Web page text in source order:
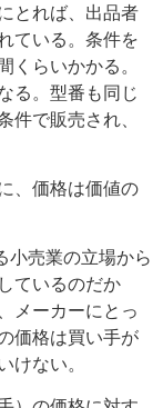
とれば、出品者
ている。条件を
くらいかかる。
る。型番も同じ
件で販売され、
、価格は価値の
小売業の立場から
ているのだか
メーカーにとっ
価格は買い手が
けない。